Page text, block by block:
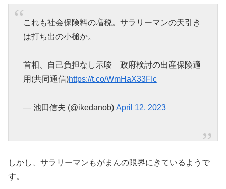
これも社会保険料の増税。サラリーマンの天引き
は打ち出の小槌か。
首相、自己負担なし示唆 政府検討の出産保険適
用(共同通信)https://t.co/WmHaX33FIc
— 池田信夫 (@ikedanob) April 12, 2023
しかし、サラリーマンもがまんの限界にきているようで
す。